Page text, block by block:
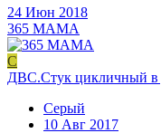
24 Июн 2018
365 МАМА
С
ДВС.Стук цикличный в
Серый
10 Авг 2017